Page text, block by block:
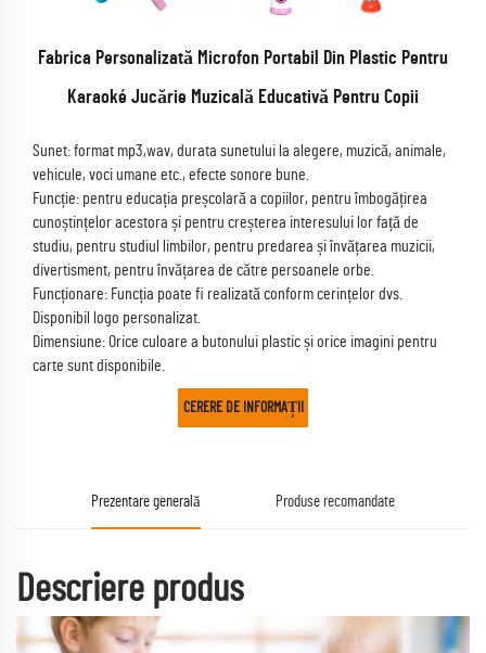
Fabrica Personalizată Microfon Portabil Din Plastic Pentru
Karaoké Jucărie Muzicală Educativă Pentru Copii
Sunet: format mp3,wav, durata sunetului la alegere, muzică, animale,
vehicule, voci umane etc., efecte sonore bune.
Funcție: pentru educația preșcolară a copiilor, pentru îmbogățirea
cunoștințelor acestora și pentru creșterea interesului lor față de
studiu, pentru studiul limbilor, pentru predarea și învățarea muzicii,
divertisment, pentru învățarea de către persoanele orbe.
Funcționare: Funcția poate fi realizată conform cerințelor dvs.
Disponibil logo personalizat.
Dimensiune: Orice culoare a butonului plastic și orice imagini pentru
carte sunt disponibile.
CERERE DE INFORMAȚII
Prezentare generală Produse recomandate
Descriere produs